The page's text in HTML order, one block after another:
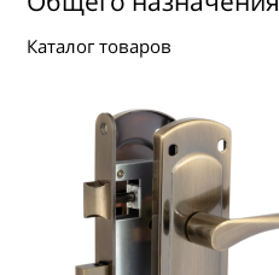
Каталог товаров